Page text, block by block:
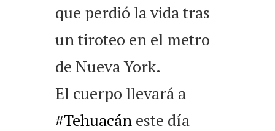
que perdió la vida tras
un tiroteo en el metro
de Nueva York.
El cuerpo llevará a
#Tehuacán este día